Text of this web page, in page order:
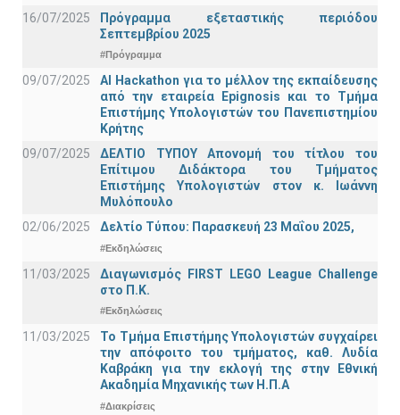
16/07/2025
Πρόγραμμα εξεταστικής περιόδου
Σεπτεμβρίου 2025
#Πρόγραμμα
09/07/2025
AI Hackathon για το μέλλον της εκπαίδευσης
από την εταιρεία Epignosis και το Τμήμα
Επιστήμης Υπολογιστών του Πανεπιστημίου
Κρήτης
09/07/2025
ΔΕΛΤΙΟ ΤΥΠΟΥ Απονομή του τίτλου του
Επίτιμου Διδάκτορα του Τμήματος
Επιστήμης Υπολογιστών στον κ. Ιωάννη
Μυλόπουλο
02/06/2025
Δελτίο Τύπου: Παρασκευή 23 Μαΐου 2025,
#Εκδηλώσεις
11/03/2025
Διαγωνισμός FIRST LEGO League Challenge
στο Π.Κ.
#Εκδηλώσεις
11/03/2025
Το Τμήμα Επιστήμης Υπολογιστών συγχαίρει
την απόφοιτο του τμήματος, καθ. Λυδία
Καβράκη για την εκλογή της στην Εθνική
Ακαδημία Μηχανικής των Η.Π.Α
#Διακρίσεις